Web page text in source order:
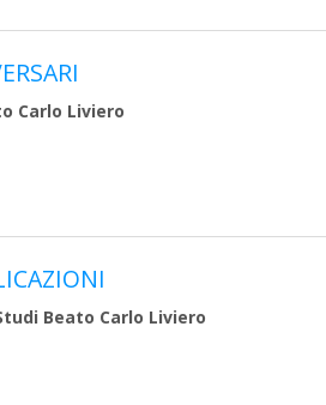
Carlo Liviero
Beato Carlo Liviero